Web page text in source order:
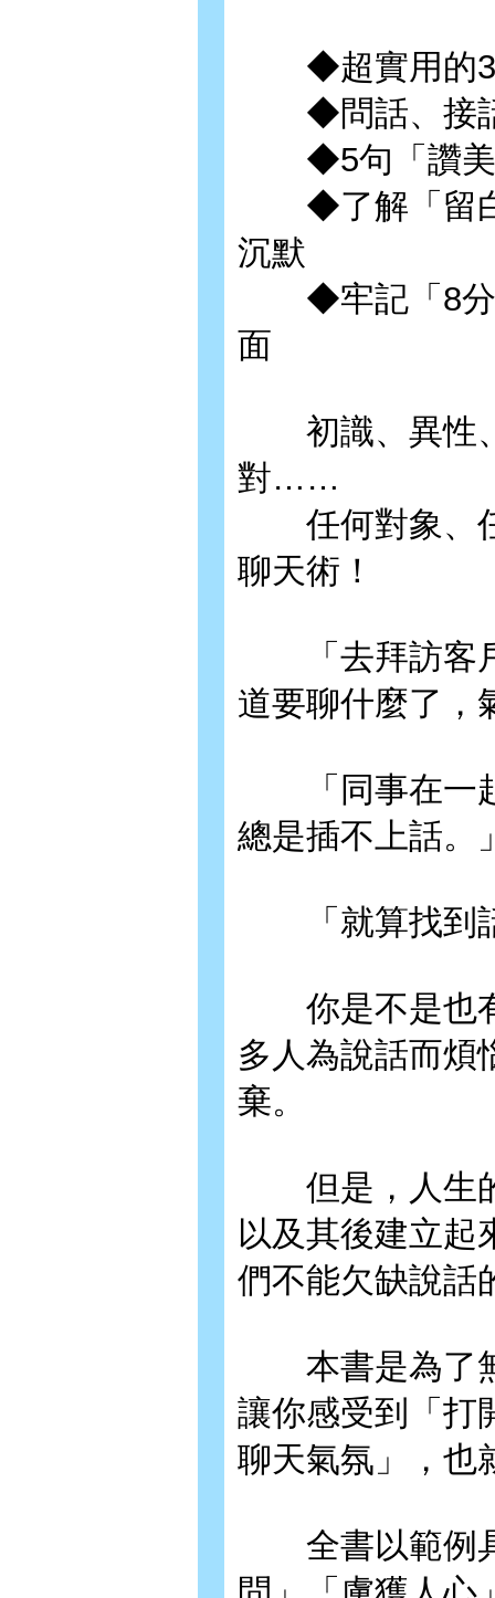
◆超實用的33
◆問話、接話
◆5句「讚美
◆了解「留白
沉默
◆牢記「8分
面
初識、異性、
對……
任何對象、任
聊天術！
「去拜訪客戶
道要聊什麼了，
「同事在一起
總是插不上話。
「就算找到話
你是不是也有
多人為說話而煩
棄。
但是，人生的
以及其後建立起
們不能欠缺說話
本書是為了無
讓你感受到「打
聊天氣氛」，也
全書以範例具